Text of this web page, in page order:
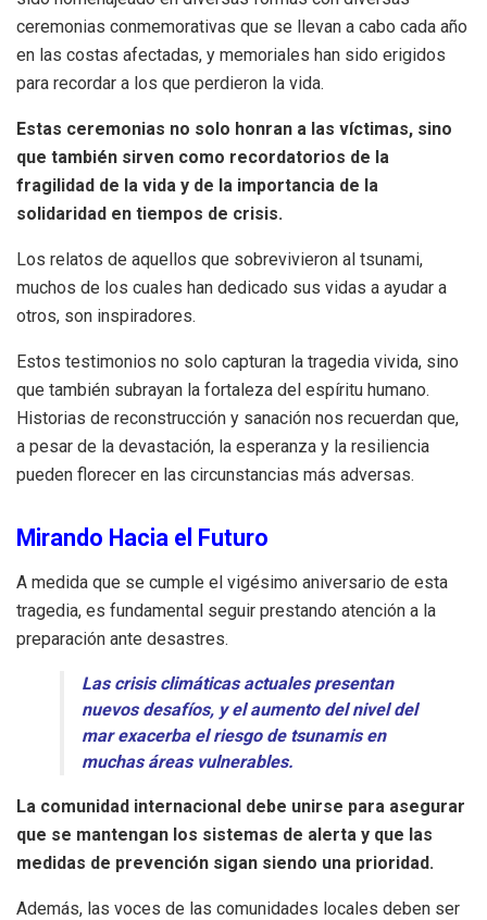
ceremonias conmemorativas que se llevan a cabo cada año
en las costas afectadas, y memoriales han sido erigidos
para recordar a los que perdieron la vida.
Estas ceremonias no solo honran a las víctimas, sino
que también sirven como recordatorios de la
fragilidad de la vida y de la importancia de la
solidaridad en tiempos de crisis.
Los relatos de aquellos que sobrevivieron al tsunami,
muchos de los cuales han dedicado sus vidas a ayudar a
otros, son inspiradores.
Estos testimonios no solo capturan la tragedia vivida, sino
que también subrayan la fortaleza del espíritu humano.
Historias de reconstrucción y sanación nos recuerdan que,
a pesar de la devastación, la esperanza y la resiliencia
pueden florecer en las circunstancias más adversas.
Mirando Hacia el Futuro
A medida que se cumple el vigésimo aniversario de esta
tragedia, es fundamental seguir prestando atención a la
preparación ante desastres.
Las crisis climáticas actuales presentan
nuevos desafíos, y el aumento del nivel del
mar exacerba el riesgo de tsunamis en
muchas áreas vulnerables.
La comunidad internacional debe unirse para asegurar
que se mantengan los sistemas de alerta y que las
medidas de prevención sigan siendo una prioridad.
Además, las voces de las comunidades locales deben ser